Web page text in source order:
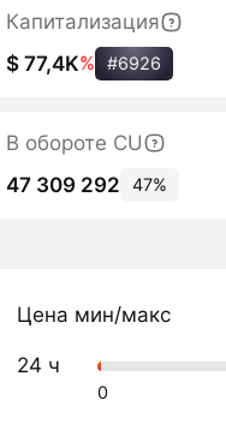
Капитализация
$ 77,4K% #6926
В обороте CU
47 309 292
47%
Цена мин/макс
24 ч
0